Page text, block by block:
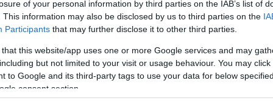
of your personal information by third parties on the IAB’s list of
This information may also be disclosed by us to third parties on the
Participants that may further disclose it to other third parties.
that this website/app uses one or more Google services and may
but not limited to your visit or usage behaviour. You may
to Google and its third-party tags to use your data for below
consent section.
and Reveal”, representa uma evolução significativa
Sob a hábil orientação do fotógrafo
mais visto como um simples objeto de desejo, mas
histórias de emoções, identidade e mudanças